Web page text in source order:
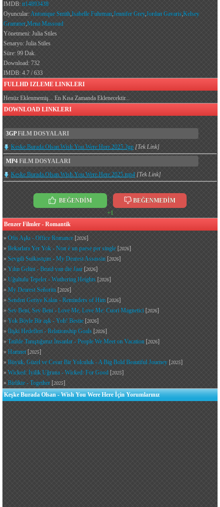
IMDB: tt14893438
Oyuncular:Antonique Smith,Isabelle Fuhrman,Jennifer Grey,Jordan Gavaris,Kelsey
Grammer,Mena Massoud
Yönetmeni: Julia Stiles
Senaryo: Julia Stiles
Süre: 99 Dak.
Download: 732
IMDB: 4.7 / 633
FULLHD IZLEME LINKLERI
Henüz Eklenmemiş... En Kısa Zamanda Eklenecektir...
DOWNLOAD LINKLERI
3GPFiLM DOSYALARI
Keske.Burada.Olsan.Wish.You.Were.Here.2025.3gp [Tek Link]
MP4 FiLM DOSYALARI
Keske.Burada.Olsan.Wish.You.Were.Here.2025.mp4 [Tek Link]
BEĞENDİM
BEĞENMEDİM
+1
Benzer Filmler - Romantik
» Ofis Aşkı - Office Romance [2026]
» Bekarlara Yer Yok - Non è un paese per single [2026]
» Sevgili Suikastçım - My Dearest Assassin [2026]
» Yılın Gelini - Bruid van die Jaar [2026]
» Uğultulu Tepeler - Wuthering Heights [2026]
» My Dearest Señorita [2026]
» Senden Geriye Kalan - Reminders of Him [2026]
» Sev Beni, Sev Beni - Love Me, Love Me: Cuori Magnetici [2026]
» Yok Böyle Bir aşk - Yoh! Bestie [2026]
» İlişki Hedefleri - Relationship Goals [2026]
» Tatilde Tanıştığımız İnsanlar - People We Meet on Vacation [2026]
» Hamnet[2025]
» Büyük, Güzel ve Cesur Bir Yolculuk - A Big Bold Beautiful Journey [2025]
» Wicked: İyilik Uğruna - Wicked: For Good [2025]
» Birlikte - Together [2025]
Keşke Burada Olsan - Wish You Were Here İçin Yorumlarınız